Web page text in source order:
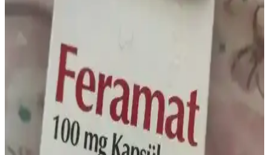
katkı iddialarını destekler; ağız bakımı ve güneş sonrası kullanımını
Bebekler İçin Demir İlacı: Doğru Bilgi ve Uzman
Danışmanlığının Önemi
Bebeklerde demir eksikliği anemisi önemli bir sağlık sorunudur.
Doğru demir takviyesi için uzman görüşü şarttır. Arama sonuçları
çoğunlukla konu dışıdır, güvenilir kaynaklara başvurulmalıdır.
Saç Dökülmesi ve Vitamin Eksiklikleri: Sağlıklı
Saçlar İçin Önemli Bilgiler